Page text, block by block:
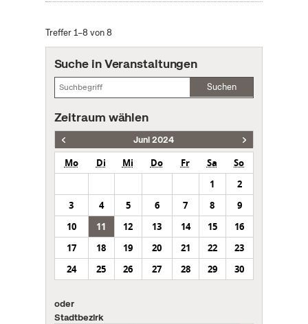
Treffer 1–8 von 8
Suche in Veranstaltungen
Suchen
Zeitraum wählen
Juni 2024
Mo Di Mi Do Fr Sa
So
1
2
3
4 5 6 7 8
9
10
11 12 13 14 15
16
17
18 19 20 21 22
23
24
25 26 27 28 29 30
oder
Stadtbezirk